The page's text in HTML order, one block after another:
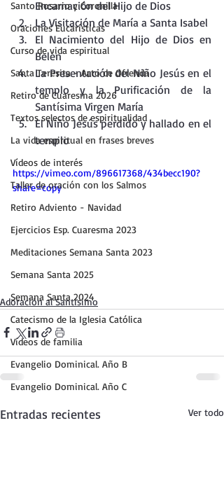
Santo Rosario y Coronilla
Oraciones Eucarísticas
Curso de vida espiritual
Santa Teresita - Acto de Ofrenda
Retiro de Cuaresma 2026
Textos selectos de espiritualidad
La vida espiritual en frases breves
Vídeos de interés
Taller de oración con los Salmos
Retiro Adviento - Navidad
Ejercicios Esp. Cuaresma 2023
Meditaciones Semana Santa 2023
Semana Santa 2025
Semana Santa 2024
Catecismo de la Iglesia Católica
Vídeos de familia
Evangelio Dominical. Año B
Evangelio Dominical. Año C
Encarnación del Hijo de Dios
La Visitación de María a Santa Isabel
El Nacimiento del Hijo de Dios en
Belén
La Presentación del Niño Jesús en el
templo y la Purificación de la
Santísima Virgen María
El Niño Jesús perdido y hallado en el
templo
https://vimeo.com/896617368/434becc190?
share=copy
Adoración al Santísimo
Entradas recientes Ver todo